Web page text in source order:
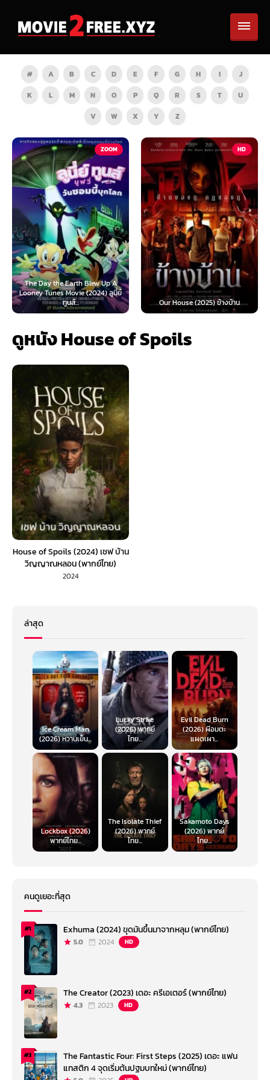
# A B C D E F G H I
J
K
L M N O P Q R S T
U
V
W X Y Z
ZOOM
Earth Blew Up A
Movie (2024) ลูนี่ย์
ทูนส์...
HD
Our House (2025) ข้างบ้าน
TV
Teach You a
นี้ต้องโ
ดูหนัง House of Spoils
House of Spoils (2024) เชฟ บ้าน
วิญญาณหลอน (พากย์ไทย)
2024
ล่าสุด
Ice Cream Man
(2026) หวานเย็น...
Lucky Strike
(2026) พากย์
ไทย...
Evil Dead Burn
(2026) ผีอมตะ
แผดเผา...
Lockbox (2026)
พากย์ไทย...
The Isolate Thief
(2026) พากย์
ไทย...
Sakamoto Days
(2026) พากย์
ไทย...
คนดูเยอะที่สุด
#1 Exhuma (2024) ขุดมันขึ้นมาจากหลุม (พากย์ไทย)
5.0 2024 HD
#2 The Creator (2023) เดอะ ครีเอเตอร์ (พากย์ไทย)
4.3 2023 HD
#3
The Fantastic Four: First Steps (2025) เดอะ แฟน
แทสติก 4 จุดเริ่มต้นปฐมบทใหม่ (พากย์ไทย)